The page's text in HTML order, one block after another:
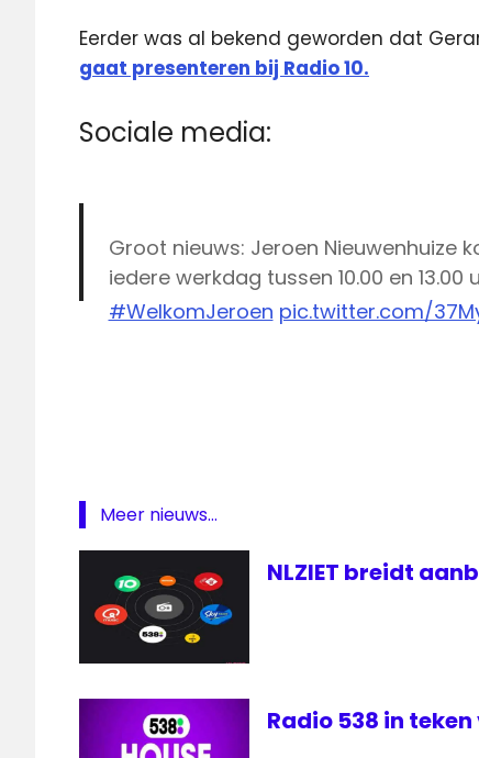
Eerder was al bekend geworden dat
gaat presenteren bij Radio 10.
Sociale media:
Groot nieuws: Jeroen Nieuwenhuize
iedere werkdag tussen 10.00 en 13.00
#WelkomJeroen pic.twitter.com/
Radio
Radio
Radio
Robert
Feller
Meer nieuws...
NLZIET breidt
Radio 538 in teken